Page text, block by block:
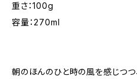
重さ：100g
容量：270ml
朝のほんのひと時の風を感じつ